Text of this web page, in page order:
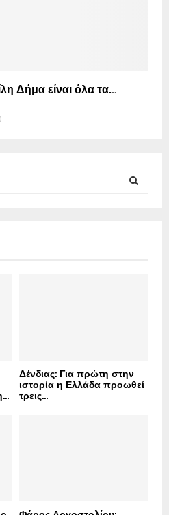
Δήμα είναι όλα τα…
Δένδιας: Για πρώτη στην
ιστορία η Ελλάδα προωθεί
τρεις...